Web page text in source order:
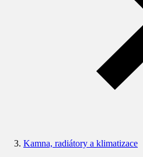
Kamna, radiátory a klimatizace